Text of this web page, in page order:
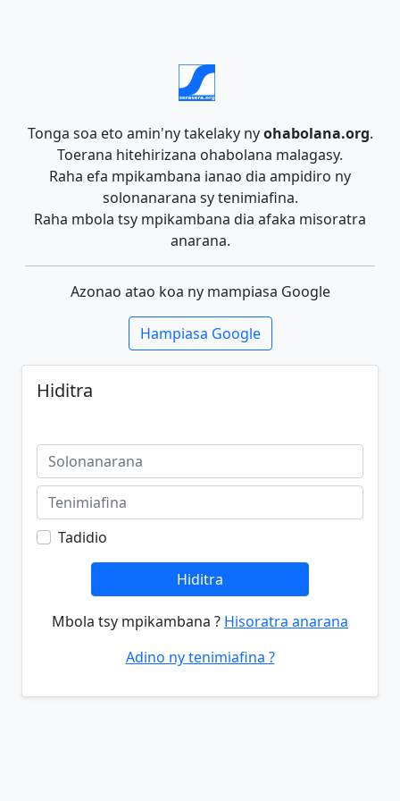
Tonga soa eto amin'ny takelaky nyohabolana.org.
Toerana hitehirizana ohabolana malagasy.
Raha efa mpikambana ianao dia ampidiro ny
solonanarana sy tenimiafina.
Raha mbola tsy mpikambana dia afaka misoratra
anarana.
Azonao atao koa ny mampiasa Google
Hampiasa Google
Hiditra
Tadidio
Hiditra
Mbola tsy mpikambana ? Hisoratra anarana
Adino ny tenimiafina ?